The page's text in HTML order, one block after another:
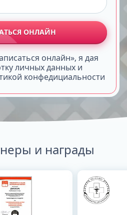
ОНЛАЙН
онлайн», я дая
личных данных и
конфедициальности
и награды